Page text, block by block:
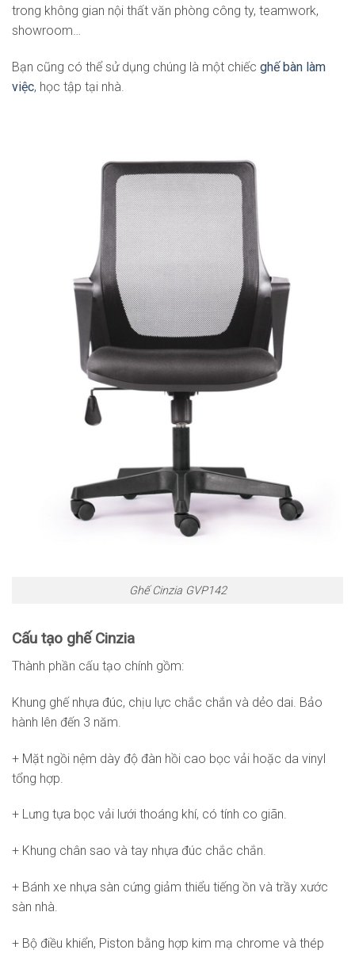
trong không gian nội thất văn phòng công ty, teamwork,
showroom…
Bạn cũng có thể sử dụng chúng là một chiếc ghế bàn làm
việc, học tập tại nhà.
Ghế Cinzia GVP142
Cấu tạo ghế Cinzia
Thành phần cấu tạo chính gồm:
Khung ghế nhựa đúc, chịu lực chắc chắn và dẻo dai. Bảo
hành lên đến 3 năm.
+ Mặt ngồi nệm dày độ đàn hồi cao bọc vải hoặc da vinyl
tổng hợp.
+ Lưng tựa bọc vải lưới thoáng khí, có tính co giãn.
+ Khung chân sao và tay nhựa đúc chắc chắn.
+ Bánh xe nhựa sàn cứng giảm thiểu tiếng ồn và trầy xước
sàn nhà.
+ Bộ điều khiển, Piston bằng hợp kim mạ chrome và thép